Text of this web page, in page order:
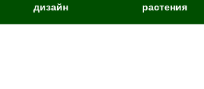
дизайн
растения